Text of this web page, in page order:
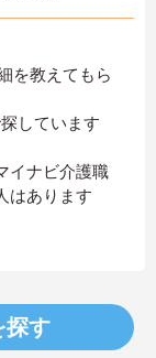
を教えてもら
しています
イナビ介護職
はあります
探す